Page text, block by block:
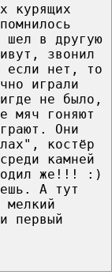
курящих
шел в другую
звонил
если нет, то
играли
не было,
мяч гоняют
Они
костёр
камней
же!!! :)
А тут
первый